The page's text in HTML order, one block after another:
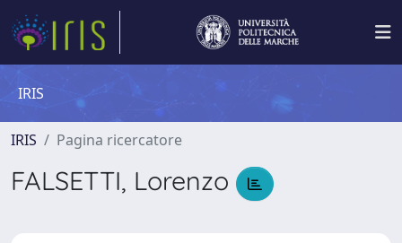
IRIS
IRIS Pagina ricercatore
FALSETTI, Lorenzo